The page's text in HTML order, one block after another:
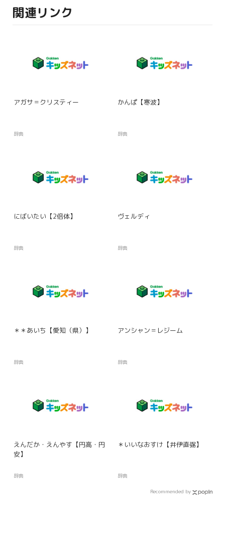
関連リンク
アガサ＝クリスティー
辞典
かんぱ【寒波】
辞典
にばいたい【2倍体】
辞典
ヴェルディ
辞典
＊＊あいち【愛知（県）】
辞典
アンシャン＝レジーム
辞典
えんだか・えんやす【円高・円
安】
辞典
＊いいなおすけ【井伊直弼】
辞典
Recommended by